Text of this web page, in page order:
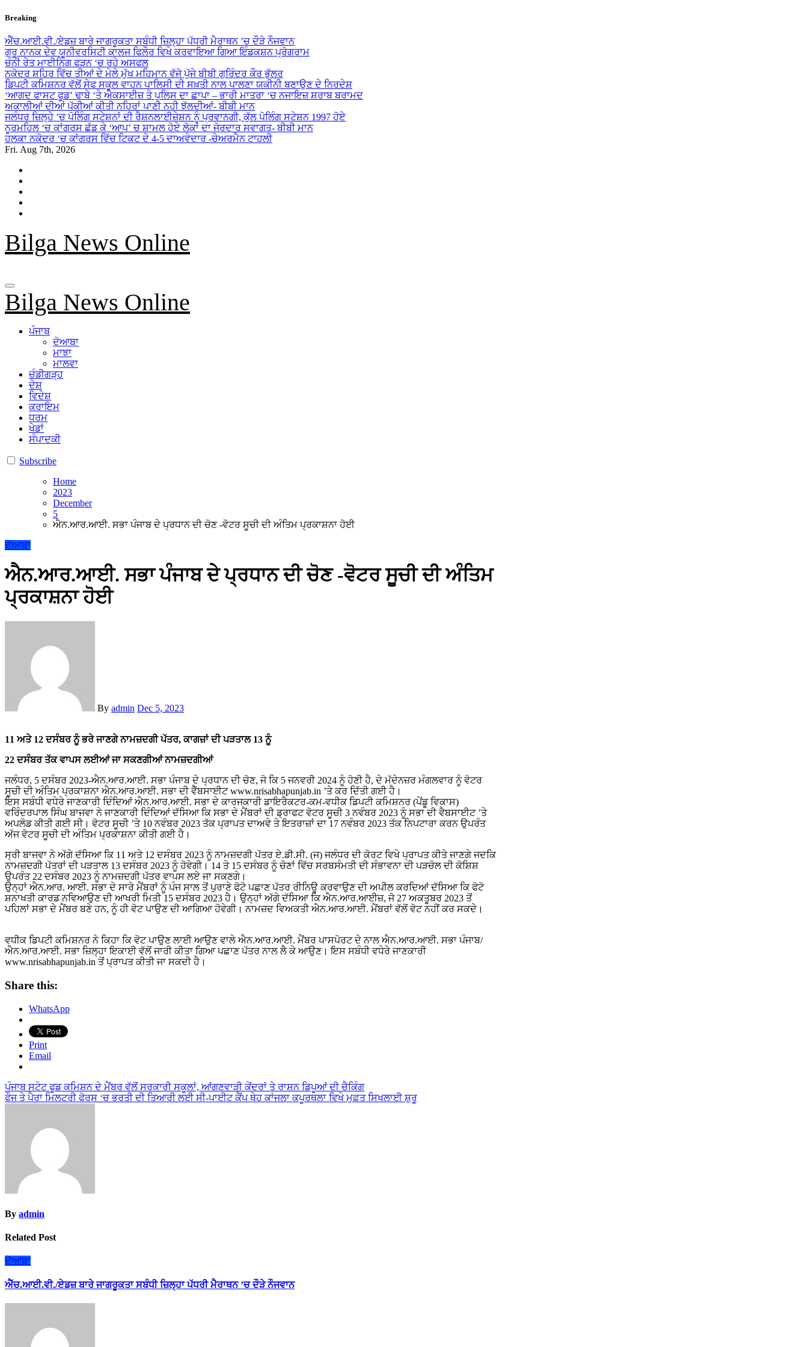
Skip
content
Breaking
ਐੱਚ.ਆਈ.ਵੀ./ਏਡਜ਼ ਬਾਰੇ ਜਾਗਰੂਕਤਾ ਸਬੰਧੀ ਜ਼ਿਲ੍ਹਾ ਪੱਧਰੀ ਮੈਰਾਥਨ ’ਚ ਦੌੜੇ ਨੌਜਵਾਨ
ਗੁਰੂ ਨਾਨਕ ਦੇਵ ਯੂਨੀਵਰਸਿਟੀ ਕਾਲਜ ਫਿਲੌਰ ਵਿਖੇ ਕਰਵਾਇਆ ਗਿਆ ਇੰਡਕਸ਼ਨ ਪ੍ਰੋਗਰਾਮ
ਚੰਨੀ ਰੇਤ ਮਾਈਨਿੰਗ ਫੜਨ ‘ਚ ਰਹੇ ਅਸਫਲ
ਨਕੋਦਰ ਸ਼ਹਿਰ ਵਿੱਚ ਤੀਆਂ ਦੇ ਮੇਲੇ ਮੁੱਖ ਮਹਿਮਾਨ ਵੱਜੋ ਪੁੱਜੇ ਬੀਬੀ ਗੁਰਿੰਦਰ ਕੌਰ ਭੁੱਲਰ
ਡਿਪਟੀ ਕਮਿਸ਼ਨਰ ਵੱਲੋਂ ਸੇਫ ਸਕੂਲ ਵਾਹਨ ਪਾਲਿਸੀ ਦੀ ਸਖ਼ਤੀ ਨਾਲ ਪਾਲਣਾ ਯਕੀਨੀ ਬਣਾਉਣ ਦੇ ਨਿਰਦੇਸ਼
‘ਆਗਦ ਫਾਸਟ ਫੂਡ’ ਢਾਬੇ ‘ਤੇ ਐਕਸਾਈਜ਼ ਤੇ ਪੁਲਿਸ ਦਾ ਛਾਪਾ – ਭਾਰੀ ਮਾਤਰਾ ‘ਚ ਨਜਾਇਜ਼ ਸ਼ਰਾਬ ਬਰਾਮਦ
ਅਕਾਲੀਆਂ ਦੀਆਂ ਪੱਕੀਆਂ ਕੀਤੀ ਨਹਿਰਾਂ ਪਾਣੀ ਨਹੀ ਝੱਲਦੀਆਂ- ਬੀਬੀ ਮਾਨ
ਜਲੰਧਰ ਜ਼ਿਲ੍ਹੇ ’ਚ ਪੋਲਿੰਗ ਸਟੇਸ਼ਨਾਂ ਦੀ ਰੈਸ਼ਨਲਾਈਜ਼ੇਸ਼ਨ ਨੂੰ ਪ੍ਰਵਾਨਗੀ, ਕੁੱਲ ਪੋਲਿੰਗ ਸਟੇਸ਼ਨ 1997 ਹੋਏ
ਨੂਰਮਹਿਲ ‘ਚ ਕਾਂਗਰਸ ਛੱਡ ਕੇ ‘ਆਪ’ ਚ ਸ਼ਾਮਲ ਹੋਏ ਲੋਕਾਂ ਦਾ ਜੋਰਦਾਰ ਸਵਾਗਤ- ਬੀਬੀ ਮਾਨ
ਹਲਕਾ ਨਕੋਦਰ ‘ਚ ਕਾਂਗਰਸ ਵਿੱਚ ਟਿਕਟ ਦੇ 4-5 ਦਾਅਵੇਦਾਰ -ਚੇਅਰਮੈਨ ਟਾਹਲੀ
Fri. Aug 7th, 2026
Bilga News Online
Bilga News Online
ਪੰਜਾਬ
ਦੋਆਬਾ
ਮਾਝਾ
ਮਾਲਵਾ
ਚੰਡੀਗੜ੍ਹ
ਦੇਸ਼
ਵਿਦੇਸ਼
ਕਰਾਇਮ
ਧਰਮ
ਖੇਡਾਂ
ਸੰਪਾਦਕੀ
Subscribe
Home
2023
December
5
ਐਨ.ਆਰ.ਆਈ. ਸਭਾ ਪੰਜਾਬ ਦੇ ਪ੍ਰਧਾਨ ਦੀ ਚੋਣ -ਵੋਟਰ ਸੂਚੀ ਦੀ ਅੰਤਿਮ ਪ੍ਰਕਾਸ਼ਨਾ ਹੋਈ
ਦੋਆਬਾ
ਐਨ.ਆਰ.ਆਈ. ਸਭਾ ਪੰਜਾਬ ਦੇ ਪ੍ਰਧਾਨ ਦੀ ਚੋਣ -ਵੋਟਰ ਸੂਚੀ ਦੀ ਅੰਤਿਮ
ਪ੍ਰਕਾਸ਼ਨਾ ਹੋਈ
By admin Dec 5, 2023
11 ਅਤੇ 12 ਦਸੰਬਰ ਨੂੰ ਭਰੇ ਜਾਣਗੇ ਨਾਮਜ਼ਦਗੀ ਪੱਤਰ, ਕਾਗਜ਼ਾਂ ਦੀ ਪੜਤਾਲ 13 ਨੂੰ
22 ਦਸੰਬਰ ਤੱਕ ਵਾਪਸ ਲਈਆਂ ਜਾ ਸਕਣਗੀਆਂ ਨਾਮਜ਼ਦਗੀਆਂ
ਜਲੰਧਰ, 5 ਦਸੰਬਰ 2023-ਐਨ.ਆਰ.ਆਈ. ਸਭਾ ਪੰਜਾਬ ਦੇ ਪ੍ਰਧਾਨ ਦੀ ਚੋਣ, ਜੋ ਕਿ 5 ਜਨਵਰੀ 2024 ਨੂੰ ਹੋਣੀ ਹੈ, ਦੇ ਮੱਦੇਨਜ਼ਰ ਮੰਗਲਵਾਰ ਨੂੰ ਵੋਟਰ
ਸੂਚੀ ਦੀ ਅੰਤਿਮ ਪ੍ਰਕਾਸ਼ਨਾ ਐਨ.ਆਰ.ਆਈ. ਸਭਾ ਦੀ ਵੈੱਬਸਾਈਟ www.nrisabhapunjab.in ’ਤੇ ਕਰ ਦਿੱਤੀ ਗਈ ਹੈ।
ਇਸ ਸਬੰਧੀ ਵਧੇਰੇ ਜਾਣਕਾਰੀ ਦਿੰਦਿਆਂ ਐਨ.ਆਰ.ਆਈ. ਸਭਾ ਦੇ ਕਾਰਜਕਾਰੀ ਡਾਇਰੈਕਟਰ-ਕਮ-ਵਧੀਕ ਡਿਪਟੀ ਕਮਿਸ਼ਨਰ (ਪੇਂਡੂ ਵਿਕਾਸ)
ਵਰਿੰਦਰਪਾਲ ਸਿੰਘ ਬਾਜਵਾ ਨੇ ਜਾਣਕਾਰੀ ਦਿੰਦਿਆਂ ਦੱਸਿਆ ਕਿ ਸਭਾ ਦੇ ਮੈਂਬਰਾਂ ਦੀ ਡ੍ਰਾਫਟ ਵੋਟਰ ਸੂਚੀ 3 ਨਵੰਬਰ 2023 ਨੂੰ ਸਭਾ ਦੀ ਵੈਬਸਾਈਟ ’ਤੇ
ਅਪਲੋਡ ਕੀਤੀ ਗਈ ਸੀ। ਵੋਟਰ ਸੂਚੀ ’ਤੇ 10 ਨਵੰਬਰ 2023 ਤੱਕ ਪ੍ਰਾਪਤ ਦਾਅਵੇ ਤੇ ਇਤਰਾਜ਼ਾਂ ਦਾ 17 ਨਵੰਬਰ 2023 ਤੱਕ ਨਿਪਟਾਰਾ ਕਰਨ ਉਪਰੰਤ
ਅੱਜ ਵੋਟਰ ਸੂਚੀ ਦੀ ਅੰਤਿਮ ਪ੍ਰਕਾਸ਼ਨਾ ਕੀਤੀ ਗਈ ਹੈ।
ਸ੍ਰੀ ਬਾਜਵਾ ਨੇ ਅੱਗੇ ਦੱਸਿਆ ਕਿ 11 ਅਤੇ 12 ਦਸੰਬਰ 2023 ਨੂੰ ਨਾਮਜ਼ਦਗੀ ਪੱਤਰ ਏ.ਡੀ.ਸੀ. (ਜ) ਜਲੰਧਰ ਦੀ ਕੋਰਟ ਵਿਖੇ ਪ੍ਰਾਪਤ ਕੀਤੇ ਜਾਣਗੇ ਜਦਕਿ
ਨਾਮਜ਼ਦਗੀ ਪੱਤਰਾਂ ਦੀ ਪੜਤਾਲ 13 ਦਸੰਬਰ 2023 ਨੂੰ ਹੋਵੇਗੀ। 14 ਤੇ 15 ਦਸੰਬਰ ਨੂੰ ਚੋਣਾਂ ਵਿੱਚ ਸਰਬਸੰਮਤੀ ਦੀ ਸੰਭਾਵਨਾ ਦੀ ਪੜਚੋਲ ਦੀ ਕੋਸ਼ਿਸ਼
ਉਪਰੰਤ 22 ਦਸੰਬਰ 2023 ਨੂੰ ਨਾਮਜ਼ਦਗੀ ਪੱਤਰ ਵਾਪਸ ਲਏ ਜਾ ਸਕਣਗੇ।
ਉਨ੍ਹਾਂ ਐਨ.ਆਰ. ਆਈ. ਸਭਾ ਦੇ ਸਾਰੇ ਮੈਂਬਰਾਂ ਨੂੰ ਪੰਜ ਸਾਲ ਤੋਂ ਪੁਰਾਣੇ ਫੋਟੋ ਪਛਾਣ ਪੱਤਰ ਰੀਨਿਊ ਕਰਵਾਉਣ ਦੀ ਅਪੀਲ ਕਰਦਿਆਂ ਦੱਸਿਆ ਕਿ ਫੋਟੋ
ਸ਼ਨਾਖਤੀ ਕਾਰਡ ਨਵਿਆਉਣ ਦੀ ਆਖਰੀ ਮਿਤੀ 15 ਦਸੰਬਰ 2023 ਹੈ। ਉਨ੍ਹਾਂ ਅੱਗੇ ਦੱਸਿਆ ਕਿ ਐਨ.ਆਰ.ਆਈਜ਼, ਜੋ 27 ਅਕਤੂਬਰ 2023 ਤੋਂ
ਪਹਿਲਾਂ ਸਭਾ ਦੇ ਮੈਂਬਰ ਬਣੇ ਹਨ, ਨੂੰ ਹੀ ਵੋਟ ਪਾਉਣ ਦੀ ਆਗਿਆ ਹੋਵੇਗੀ। ਨਾਮਜ਼ਦ ਵਿਅਕਤੀ ਐਨ.ਆਰ.ਆਈ. ਮੈਂਬਰਾਂ ਵੱਲੋਂ ਵੋਟ ਨਹੀਂ ਕਰ ਸਕਦੇ।
ਵਧੀਕ ਡਿਪਟੀ ਕਮਿਸ਼ਨਰ ਨੇ ਕਿਹਾ ਕਿ ਵੋਟ ਪਾਉਣ ਲਾਈ ਆਉਣ ਵਾਲੇ ਐਨ.ਆਰ.ਆਈ. ਮੈਂਬਰ ਪਾਸਪੋਰਟ ਦੇ ਨਾਲ ਐਨ.ਆਰ.ਆਈ. ਸਭਾ ਪੰਜਾਬ/
ਐਨ.ਆਰ.ਆਈ. ਸਭਾ ਜ਼ਿਲ੍ਹਾ ਇਕਾਈ ਵੱਲੋਂ ਜਾਰੀ ਕੀਤਾ ਗਿਆ ਪਛਾਣ ਪੱਤਰ ਨਾਲ ਲੈ ਕੇ ਆਉਣ। ਇਸ ਸਬੰਧੀ ਵਧੇਰੇ ਜਾਣਕਾਰੀ
www.nrisabhapunjab.in ਤੋਂ ਪ੍ਰਾਪਤ ਕੀਤੀ ਜਾ ਸਕਦੀ ਹੈ।
Share this:
WhatsApp
Print
Email
Post
navigation
ਪੰਜਾਬ ਸਟੇਟ ਫੂਡ ਕਮਿਸ਼ਨ ਦੇ ਮੈਂਬਰ ਵੱਲੋਂ ਸਰਕਾਰੀ ਸਕੂਲਾਂ, ਆਂਗਣਵਾੜੀ ਕੇਂਦਰਾਂ ਤੇ ਰਾਸ਼ਨ ਡਿਪੂਆਂ ਦੀ ਚੈਕਿੰਗ
ਫੌਜ ਤੇ ਪੈਰਾ ਮਿਲਟਰੀ ਫੋਰਸ ‘ਚ ਭਰਤੀ ਦੀ ਤਿਆਰੀ ਲਈ ਸੀ-ਪਾਈਟ ਕੈਂਪ ਥੇਹ ਕਾਂਜਲਾ ਕਪੂਰਥਲਾ ਵਿਖੇ ਮੁਫ਼ਤ ਸਿਖਲਾਈ ਸ਼ੁਰੂ
By admin
Related Post
ਦੋਆਬਾ
ਐੱਚ.ਆਈ.ਵੀ./ਏਡਜ਼ ਬਾਰੇ ਜਾਗਰੂਕਤਾ ਸਬੰਧੀ ਜ਼ਿਲ੍ਹਾ ਪੱਧਰੀ ਮੈਰਾਥਨ ’ਚ ਦੌੜੇ ਨੌਜਵਾਨ